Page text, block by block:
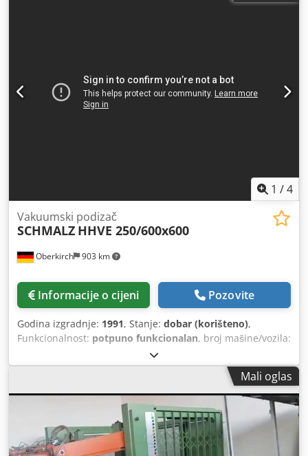
1 /4
Oberkirch 903 km
Vakuumski podizač
SCHMALZ HHVE 250/600x600
Informacije o cijeni Pozovite
Godina izgradnje: 1991, Stanje: dobar (korišteno),
Funkcionalnost: potpuno funkcionalan, broj mašine/vozila:
Mali oglas